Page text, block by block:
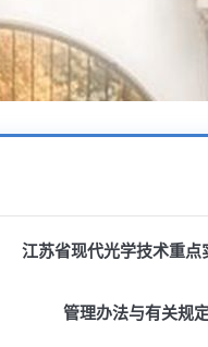
江苏省现代光学技术重点
管理办法与有关规